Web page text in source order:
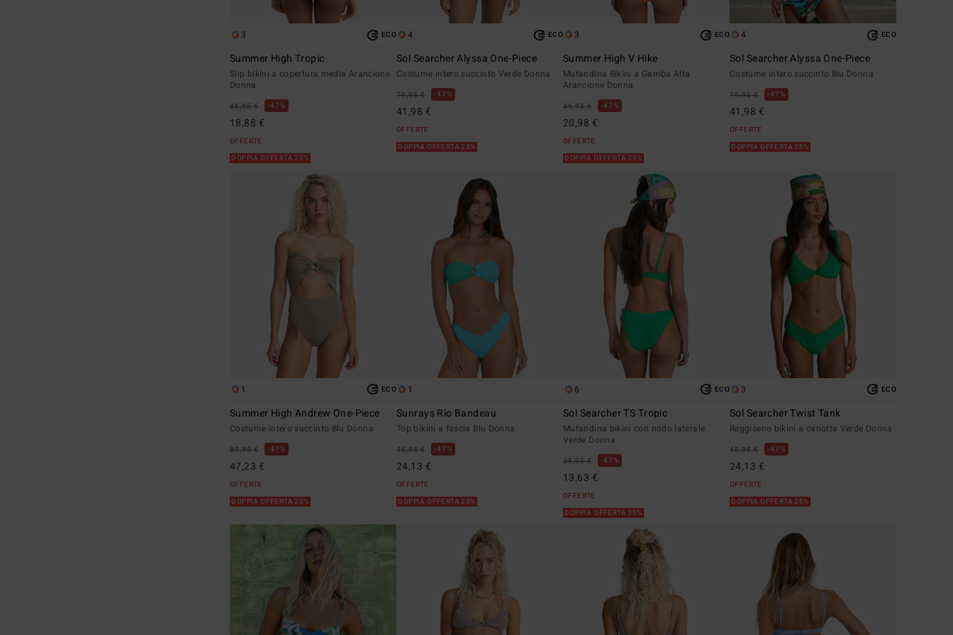
3 ECO
Summer High Tropic
Slip bikini a copertura media Arancione
Donna
35,95 € 47%
18,88 €
OFFERTE
DOPPIA OFFERTA 25%
4 ECO
Sol Searcher Alyssa One-Piece
Costume intero succinto Verde Donna
79,95 € 47%
41,98 €
OFFERTE
DOPPIA OFFERTA 25%
3 ECO
Summer High V Hike
Mutandina Bikini a Gamba Alta
Arancione Donna
39,95 € 47%
20,98 €
OFFERTE
DOPPIA OFFERTA 25%
4 ECO
Sol Searcher Alyssa One-Piece
Costume intero succinto Blu Donna
79,95 € 47%
41,98 €
OFFERTE
DOPPIA OFFERTA 25%
1 ECO
Summer High Andrew One-Piece
Costume intero succinto Blu Donna
89,95 € 47%
47,23 €
OFFERTE
DOPPIA OFFERTA 25%
1
Sunrays Rio Bandeau
Top bikini a fascia Blu Donna
45,95 € 47%
24,13 €
OFFERTE
DOPPIA OFFERTA 25%
6 ECO
Sol Searcher TS Tropic
Mutandina bikini con nodo laterale
Verde Donna
25,95 € 47%
13,63 €
OFFERTE
DOPPIA OFFERTA 25%
3 ECO
Sol Searcher Twist Tank
Reggiseno bikini a canotta Verde Donna
45,95 € 47%
24,13 €
OFFERTE
DOPPIA OFFERTA 25%